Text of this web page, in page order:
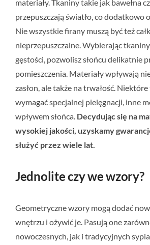
materiały. Tkaniny takie jak bawełna
przepuszczają światło, co dodatkowo
Nie wszystkie firany muszą być też
nieprzepuszczalne. Wybierając
gęstości, pozwolisz słońcu delikatnie
pomieszczenia. Materiały wpływają
zasłon, ale także na trwałość.
wymagać specjalnej pielęgnacji, inne
wpływem słońca. Decydując się na
wysokiej jakości, uzyskamy
służyć przez wiele lat.
Jednolite czy we wzory?
Geometryczne wzory mogą dodać
wnętrzu i ożywić je. Pasują one
nowoczesnych, jak i tradycyjnych